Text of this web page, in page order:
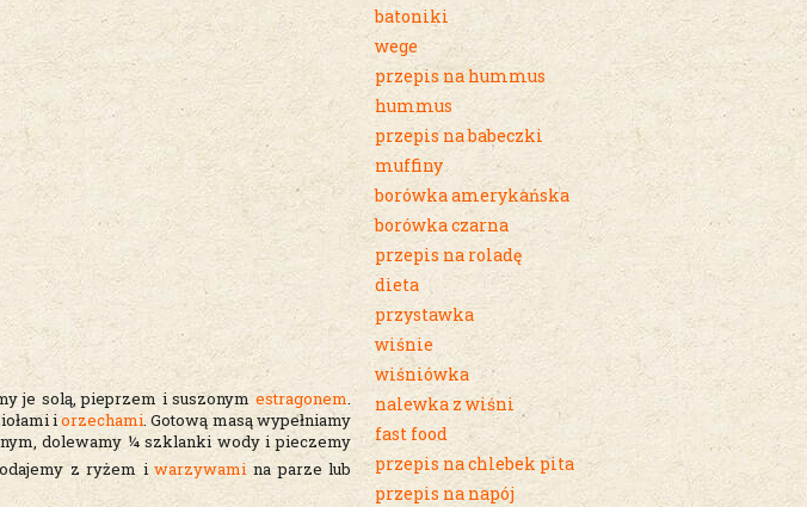
je solą, pieprzem i suszonym estragonem.
iorzechami. Gotową masą wypełniamy
dolewamy ¼ szklanki wody i pieczemy
z ryżem iwarzywamina parze lub
batoniki
wege
przepis na hummus
hummus
przepis na babeczki
muffiny
borówka amerykańska
borówka czarna
przepis na roladę
dieta
przystawka
wiśnie
wiśniówka
nalewka z wiśni
fast food
przepis na chlebek pita
przepis na napój